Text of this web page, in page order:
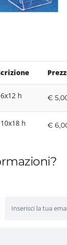
h €
h €